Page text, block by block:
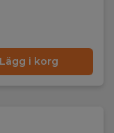
Lägg i korg